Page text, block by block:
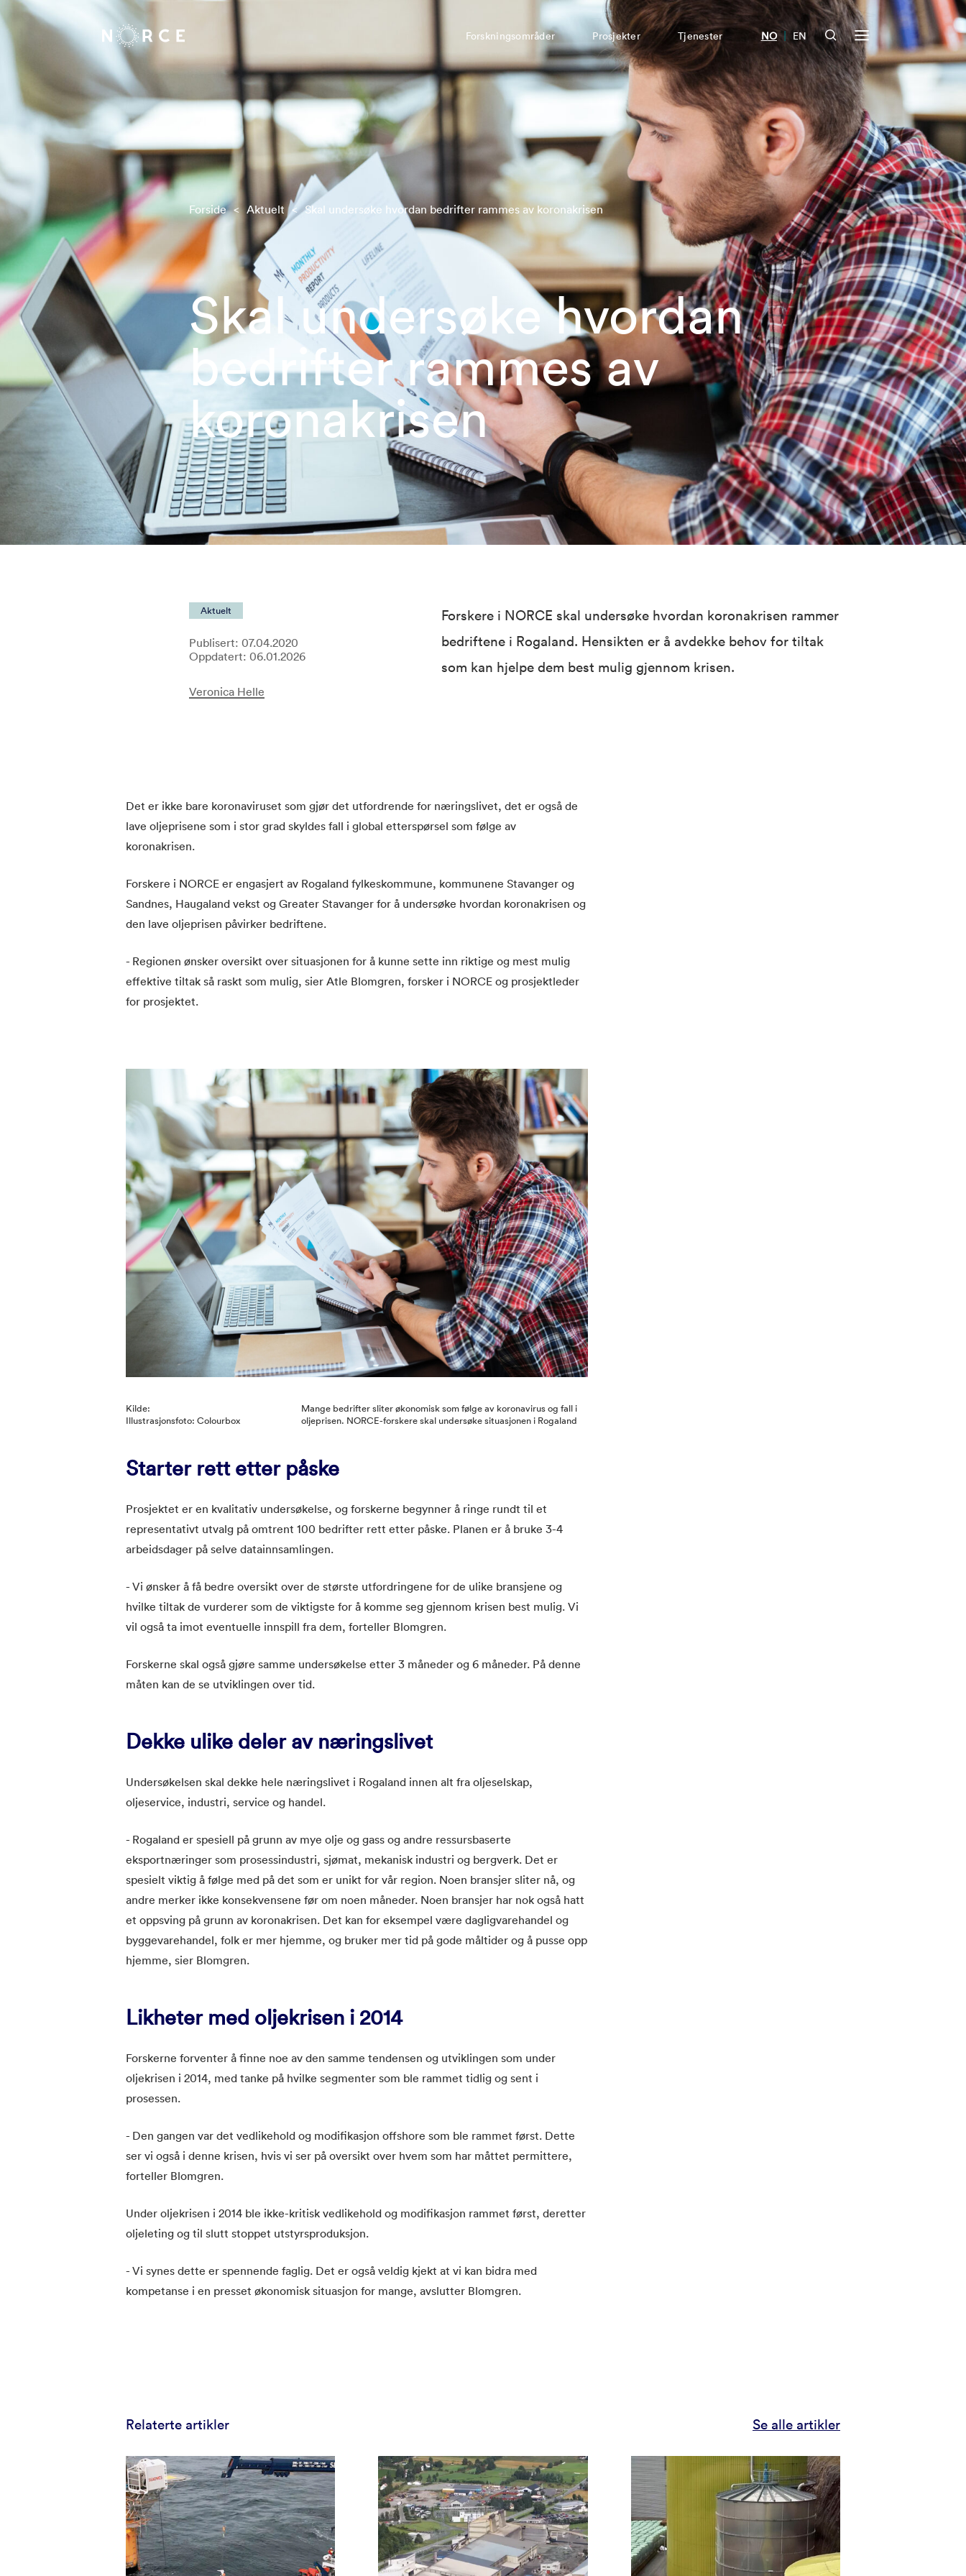
Forskningsområder Prosjekter Tjenester NO | EN
Forside < Aktuelt < Skal undersøke hvordan bedrifter rammes av koronakrisen
Skal undersøke hvordan
bedrifter rammes av
koronakrisen
Aktuelt
Publisert: 07.04.2020
Oppdatert: 06.01.2026
Veronica Helle
Forskere i NORCE skal undersøke hvordan koronakrisen rammer
bedriftene i Rogaland. Hensikten er å avdekke behov for tiltak
som kan hjelpe dem best mulig gjennom krisen.
Det er ikke bare koronaviruset som gjør det utfordrende for næringslivet, det er også de
lave oljeprisene som i stor grad skyldes fall i global etterspørsel som følge av
koronakrisen.
Forskere i NORCE er engasjert av Rogaland fylkeskommune, kommunene Stavanger og
Sandnes, Haugaland vekst og Greater Stavanger for å undersøke hvordan koronakrisen og
den lave oljeprisen påvirker bedriftene.
- Regionen ønsker oversikt over situasjonen for å kunne sette inn riktige og mest mulig
effektive tiltak så raskt som mulig, sier Atle Blomgren, forsker i NORCE og prosjektleder
for prosjektet.
Kilde:
Illustrasjonsfoto: Colourbox
Mange bedrifter sliter økonomisk som følge av koronavirus og fall i
oljeprisen. NORCE-forskere skal undersøke situasjonen i Rogaland
Starter rett etter påske
Prosjektet er en kvalitativ undersøkelse, og forskerne begynner å ringe rundt til et
representativt utvalg på omtrent 100 bedrifter rett etter påske. Planen er å bruke 3-4
arbeidsdager på selve datainnsamlingen.
- Vi ønsker å få bedre oversikt over de største utfordringene for de ulike bransjene og
hvilke tiltak de vurderer som de viktigste for å komme seg gjennom krisen best mulig. Vi
vil også ta imot eventuelle innspill fra dem, forteller Blomgren.
Forskerne skal også gjøre samme undersøkelse etter 3 måneder og 6 måneder. På denne
måten kan de se utviklingen over tid.
Dekke ulike deler av næringslivet
Undersøkelsen skal dekke hele næringslivet i Rogaland innen alt fra oljeselskap,
oljeservice, industri, service og handel.
- Rogaland er spesiell på grunn av mye olje og gass og andre ressursbaserte
eksportnæringer som prosessindustri, sjømat, mekanisk industri og bergverk. Det er
spesielt viktig å følge med på det som er unikt for vår region. Noen bransjer sliter nå, og
andre merker ikke konsekvensene før om noen måneder. Noen bransjer har nok også hatt
et oppsving på grunn av koronakrisen. Det kan for eksempel være dagligvarehandel og
byggevarehandel, folk er mer hjemme, og bruker mer tid på gode måltider og å pusse opp
hjemme, sier Blomgren.
Likheter med oljekrisen i 2014
Forskerne forventer å finne noe av den samme tendensen og utviklingen som under
oljekrisen i 2014, med tanke på hvilke segmenter som ble rammet tidlig og sent i
prosessen.
- Den gangen var det vedlikehold og modifikasjon offshore som ble rammet først. Dette
ser vi også i denne krisen, hvis vi ser på oversikt over hvem som har måttet permittere,
forteller Blomgren.
Under oljekrisen i 2014 ble ikke-kritisk vedlikehold og modifikasjon rammet først, deretter
oljeleting og til slutt stoppet utstyrsproduksjon.
- Vi synes dette er spennende faglig. Det er også veldig kjekt at vi kan bidra med
kompetanse i en presset økonomisk situasjon for mange, avslutter Blomgren.
Relaterte artikler Se alle artikler